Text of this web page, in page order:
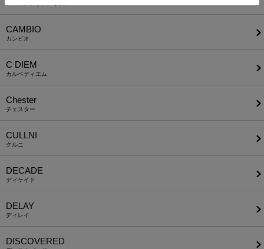
CAMBIO
カンビオ
C DIEM
カルペディエム
Chester
チェスター
CULLNI
クルニ
DECADE
ディケイド
DELAY
ディレイ
DISCOVERED